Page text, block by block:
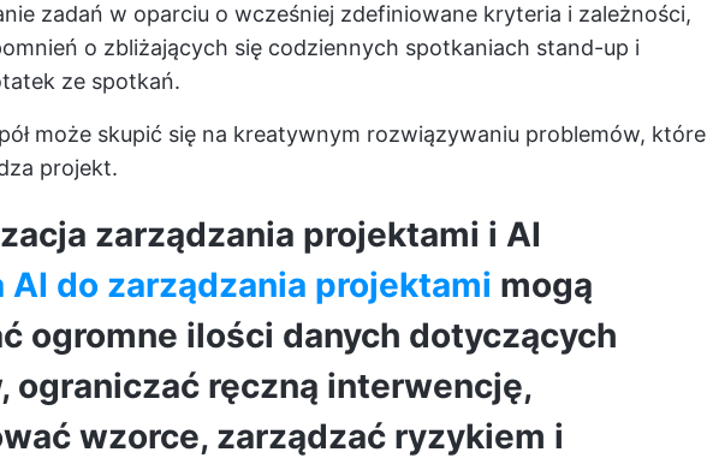
zadań w oparciu o wcześniej zdefiniowane kryteria i zależności,
o zbliżających się codziennych spotkaniach stand-up i
ze spotkań.
może skupić się na kreatywnym rozwiązywaniu problemów, które
projekt.
zarządzania projektami i AI
AI do zarządzania projektami mogą
ogromne ilości danych dotyczących
ograniczać ręczną interwencję,
wzorce, zarządzać ryzykiem i